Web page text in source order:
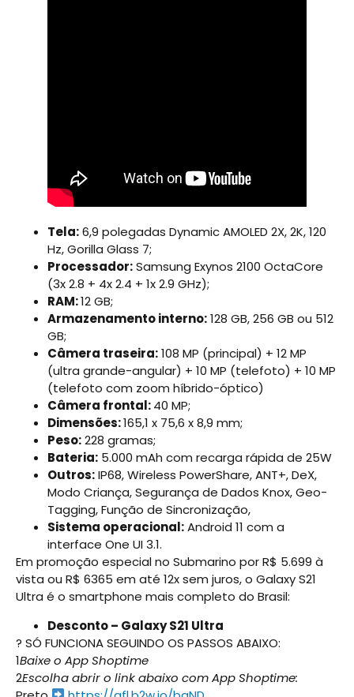
Tela:6,9 polegadas Dynamic AMOLED 2X, 2K, 120
Hz, Gorilla Glass 7;
Processador:Samsung Exynos 2100 OctaCore
(3x 2.8 + 4x 2.4 + 1x 2.9 GHz);
RAM:12 GB;
Armazenamento interno:128 GB, 256 GB ou 512
GB;
Câmera traseira:108 MP (principal) + 12 MP
(ultra grande-angular) + 10 MP (telefoto) + 10 MP
(telefoto com zoom híbrido-óptico)
Câmera frontal:40 MP;
Dimensões:165,1 x 75,6 x 8,9 mm;
Peso:228 gramas;
Bateria: 5.000 mAh com recarga rápida de 25W
Outros:IP68, Wireless PowerShare, ANT+, DeX,
Modo Criança, Segurança de Dados Knox, Geo-
Tagging, Função de Sincronização,
Sistema operacional:Android 11 com a
interface One UI 3.1.
Em promoção especial no Submarino por R$ 5.699 à
vista ou R$ 6365 em até 12x sem juros, o Galaxy S21
Ultra é o smartphone mais completo do Brasil:
Desconto – Galaxy S21 Ultra
? SÓ FUNCIONA SEGUINDO OS PASSOS ABAIXO:
1Baixe o App Shoptime
2Escolha abrir o link abaixo com App Shoptime: